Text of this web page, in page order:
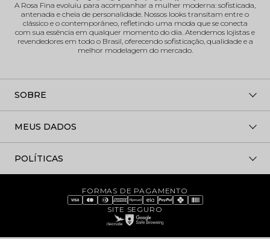
A Rosa Fina evoluiu para acompanhar a mulher moderna: sofisticada,
antenada e cheia de personalidade. Nossos looks transitam entre o
clássico e o contemporâneo, refletindo uma moda que se conecta
com sua essência em qualquer momento do dia. Atendemos lojistas e
revendedores em todo o Brasil, oferecendo sofisticação, qualidade e a
melhor modelagem do mercado.
SOBRE
MEUS DADOS
POLÍTICAS
FORMAS DE PAGAMENTO
SITE SEGURO